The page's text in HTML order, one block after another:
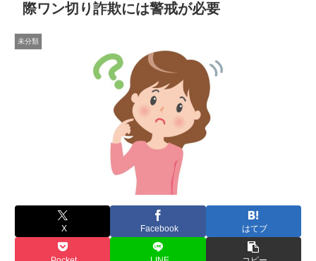
際ワン切り詐欺には警戒が必要
未分類
X Facebook はてブ